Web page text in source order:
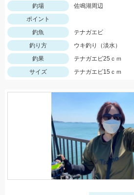
釣場
佐鳴湖周辺
ポイント
釣魚
テナガエビ
釣り方
ウキ釣り（淡水）
釣果
テナガエビ25ｃｍ
サイズ
テナガエビ15ｃｍ